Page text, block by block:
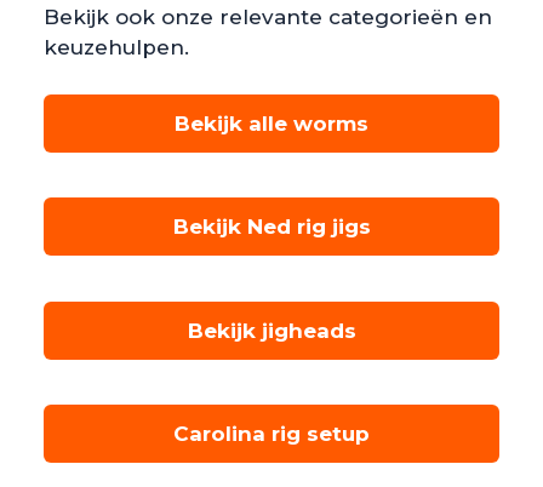
Bekijk ook onze relevante categorieën en
keuzehulpen.
Bekijk alle worms
Bekijk Ned rig jigs
Bekijk jigheads
Carolina rig setup